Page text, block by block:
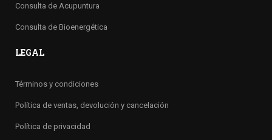
Consulta de Acupuntura
Consulta de Bioenergética
LEGAL
Términos y condiciones
Política de ventas, devolución y cancelación
Política de privacidad